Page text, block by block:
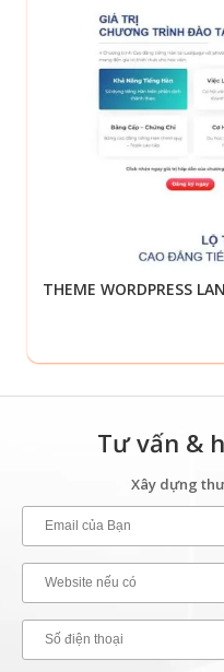
THEME WORDPRESS
Tư vấn &
Xây dựng